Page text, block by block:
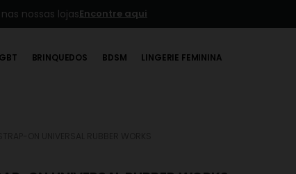
nossas lojasEncontre aqui
BRINQUEDOS BDSM LINGERIE FEMININA